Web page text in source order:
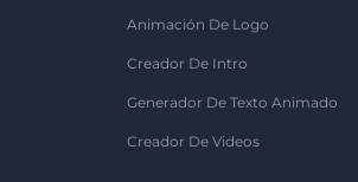
Animación De Logo
Creador De Intro
Generador De Texto Animado
Creador De Videos